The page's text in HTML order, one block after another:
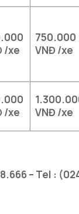
/xe
750.000
VNĐ /xe
/xe
VNĐ /xe
– Tel :